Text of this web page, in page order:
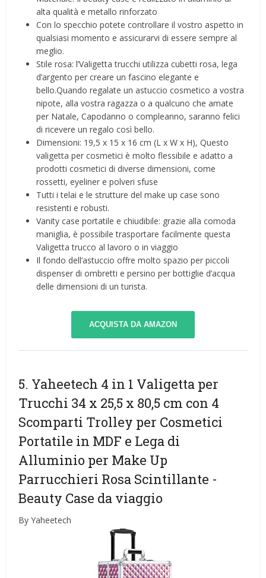
alta qualità e metallo rinforzato
Con lo specchio potete controllare il vostro aspetto in
qualsiasi momento e assicurarvi di essere sempre al
meglio.
Stile rosa: l’Valigetta trucchi utilizza cubetti rosa, lega
d’argento per creare un fascino elegante e
bello.Quando regalate un astuccio cosmetico a vostra
nipote, alla vostra ragazza o a qualcuno che amate
per Natale, Capodanno o compleanno, saranno felici
di ricevere un regalo così bello.
Dimensioni: 19,5 x 15 x 16 cm (L x W x H), Questo
valigetta per cosmetici è molto flessibile e adatto a
prodotti cosmetici di diverse dimensioni, come
rossetti, eyeliner e polveri sfuse
Tutti i telai e le strutture del make up case sono
resistenti e robusti.
Vanity case portatile e chiudibile: grazie alla comoda
maniglia, è possibile trasportare facilmente questa
Valigetta trucco al lavoro o in viaggio
Il fondo dell’astuccio offre molto spazio per piccoli
dispenser di ombretti e persino per bottiglie d’acqua
delle dimensioni di un turista.
ACQUISTA DA AMAZON
5. Yaheetech 4 in 1 Valigetta per
Trucchi 34 x 25,5 x 80,5 cm con 4
Scomparti Trolley per Cosmetici
Portatile in MDF e Lega di
Alluminio per Make Up
Parrucchieri Rosa Scintillante -
Beauty Case da viaggio
By Yaheetech